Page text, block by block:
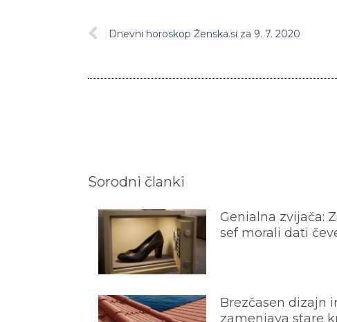
Dnevni horoskop Ženska.si za 9. 7. 2020
Sorodni članki
Genialna zvijača:
sef morali dati
Brezčasen dizajn
zamenjava stare